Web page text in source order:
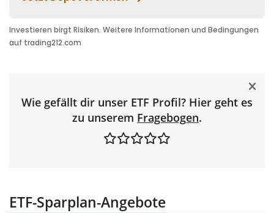
Wie gefällt dir unser ETF Profil? Hier geht es
zu unserem Fragebogen.
ETF-Sparplan-Angebote